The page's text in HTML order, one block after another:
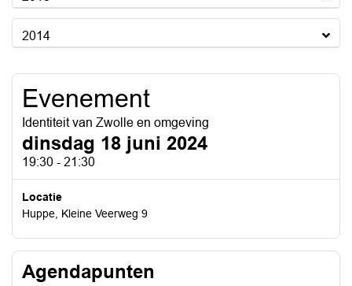
2014
Evenement
Identiteit van Zwolle en omgeving
dinsdag 18 juni 2024
19:30 - 21:30
Locatie
Huppe, Kleine Veerweg 9
Agendapunten